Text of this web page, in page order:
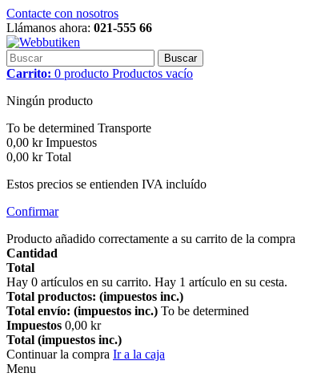
Contacte con nosotros
Llámanos ahora: 021-555 66
Buscar
Carrito: 0 producto Productos vacío
Ningún producto
To be determined Transporte
0,00 kr Impuestos
0,00 kr Total
Estos precios se entienden IVA incluído
Confirmar
Producto añadido correctamente a su carrito de la compra
Cantidad
Total
Hay 0 artículos en su carrito. Hay 1 artículo en su cesta.
Total productos: (impuestos inc.)
Total envío: (impuestos inc.) To be determined
Impuestos 0,00 kr
Total (impuestos inc.)
Continuar la compra Ir a la caja
Menu